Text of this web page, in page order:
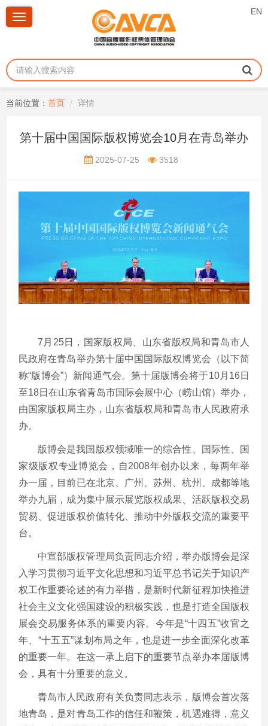
EN
Toggle
当前位置： 首页 详情
第十届中国国际版权博览会10月在青岛举办
2025-07-25 3518
7月25日，国家版权局、山东省版权局和青岛市人
民政府在青岛举办第十届中国国际版权博览会（以下简
称“版博会”）新闻通气会。第十届版博会将于10月16日
至18日在山东省青岛市国际会展中心（崂山馆）举办，
由国家版权局主办，山东省版权局和青岛市人民政府承
办。
版博会是我国版权领域唯一的综合性、国际性、国
家级版权专业博览会，自2008年创办以来，每两年举
办一届，目前已在北京、广州、苏州、杭州、成都等地
举办九届，成为集中展示展览版权成果、活跃版权交易
贸易、促进版权价值转化、推动中外版权交流的重要平
台。
中宣部版权管理局负责同志介绍，举办版博会是深
入学习贯彻习近平文化思想和习近平总书记关于知识产
权工作重要论述的有力举措，是新时代新征程加快推进
社会主义文化强国建设的积极实践，也是打造全国版权
展会交易服务体系的重要内容。今年是“十四五”收官之
年、“十五五”谋划布局之年，也是进一步全面深化改革
的重要一年。在这一承上启下的重要节点举办本届版博
会，具有十分重要的意义。
青岛市人民政府有关负责同志表示，版博会首次落
地青岛，是对青岛工作的信任和鞭策，机遇难得，意义